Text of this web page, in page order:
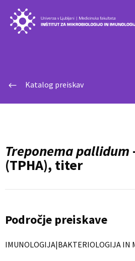
# Katalog preiskav
Treponema pallidum
(TPHA), titer
Področje preiskave
IMUNOLOGIJA|BAKTERIOLOGIJA IN